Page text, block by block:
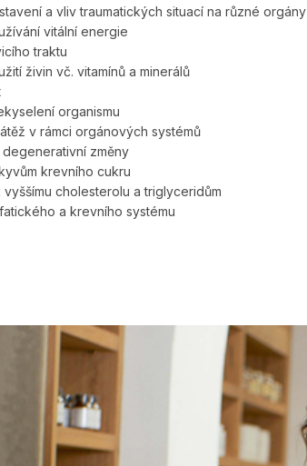
a vliv traumatických situací na různé orgány
vitální energie
traktu
živin vč. vitamínů a minerálů
organismu
v rámci orgánových systémů
změny
krevního cukru
cholesterolu a triglyceridům
a krevního systému